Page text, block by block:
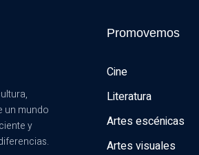
un mundo
y
Promovemos
Cine
Literatura
Artes escénicas
Artes visuales